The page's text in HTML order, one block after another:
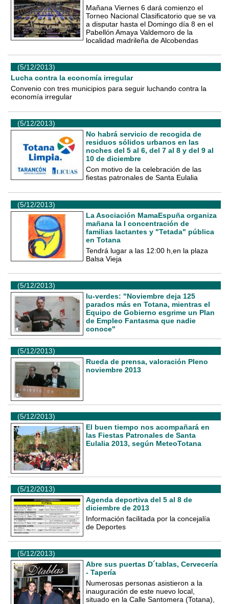
Mañana Viernes 6 dará comienzo el
Torneo Nacional Clasificatorio que se va
a disputar hasta el Domingo día 8 en el
Pabellón Amaya Valdemoro de la
localidad madrileña de Alcobendas
(5/12/2013)
Lucha contra la economía irregular
Convenio con tres municipios para seguir luchando contra la
economía irregular
(5/12/2013)
No habrá servicio de recogida de
residuos sólidos urbanos en las
noches del 5 al 6, del 7 al 8 y del 9 al
10 de diciembre
Con motivo de la celebración de las
fiestas patronales de Santa Eulalia
(5/12/2013)
La Asociación MamaEspuña organiza
mañana la I concentración de
familias lactantes y "Tetada" pública
en Totana
Tendrá lugar a las 12:00 h,en la plaza
Balsa Vieja
(5/12/2013)
Iu-verdes: "Noviembre deja 125
parados más en Totana, mientras el
Equipo de Gobierno esgrime un Plan
de Empleo Fantasma que nadie
conoce"
(5/12/2013)
Rueda de prensa, valoración Pleno
noviembre 2013
(5/12/2013)
El buen tiempo nos acompañará en
las Fiestas Patronales de Santa
Eulalia 2013, según MeteoTotana
(5/12/2013)
Agenda deportiva del 5 al 8 de
diciembre de 2013
Información facilitada por la concejalía
de Deportes
(5/12/2013)
Abre sus puertas D´tablas, Cervecería
- Tapería
Numerosas personas asistieron a la
inauguración de este nuevo local,
situado en la Calle Santomera (Totana),